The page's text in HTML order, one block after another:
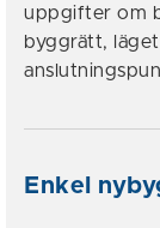
uppgifter om
byggrätt,
Enkel